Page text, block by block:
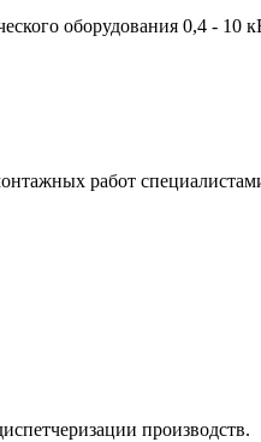
оборудования 0,4 - 10
работ
производств.